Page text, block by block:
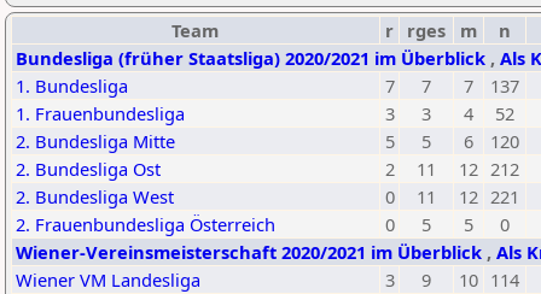
Team r rges m
n
Bundesliga (früher Staatsliga) 2020/2021 im Überblick , Als
1. Bundesliga
7 7 7
137
1. Frauenbundesliga
3 3 4
52
2. Bundesliga Mitte
5 5 6
120
2. Bundesliga Ost
2 11 12 212
2. Bundesliga West
0 11 12 221
2. Frauenbundesliga Österreich
0 5 5
0
Wiener-Vereinsmeisterschaft 2020/2021 im Überblick , Als
Wiener VM Landesliga
3 9 10 114